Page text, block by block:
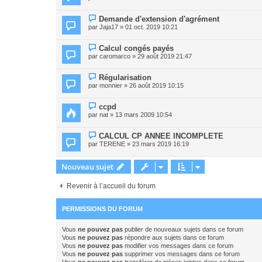
Demande d'extension d'agrément
par Jaja17 » 01 oct. 2019 10:21
Calcul congés payés
par caromarco » 29 août 2019 21:47
Régularisation
par monnier » 26 août 2019 10:15
ccpd
par nat » 13 mars 2009 10:54
CALCUL CP ANNEE INCOMPLETE
par TERENE » 23 mars 2019 16:19
Nouveau sujet
Revenir à l’accueil du forum
PERMISSIONS DU FORUM
Vous ne pouvez pas publier de nouveaux sujets dans ce forum
Vous ne pouvez pas répondre aux sujets dans ce forum
Vous ne pouvez pas modifier vos messages dans ce forum
Vous ne pouvez pas supprimer vos messages dans ce forum